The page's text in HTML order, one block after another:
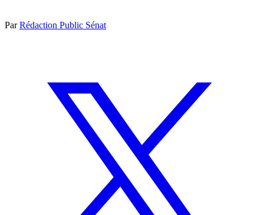
ParRédaction Public Sénat